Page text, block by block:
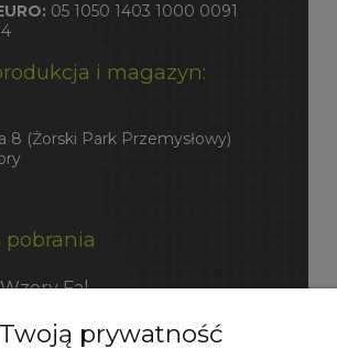
05 1050 1403 1000 0091
i magazyn:
8 (Żorski Park Przemysłowy)
pobrania
Fal
prywatność